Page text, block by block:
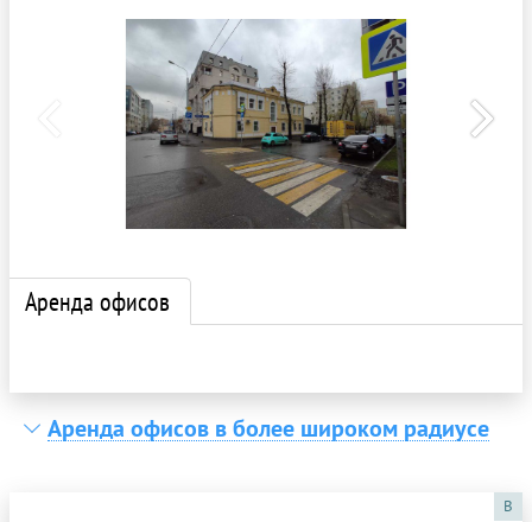
Аренда офисов
Аренда офисов в более широком радиусе
B